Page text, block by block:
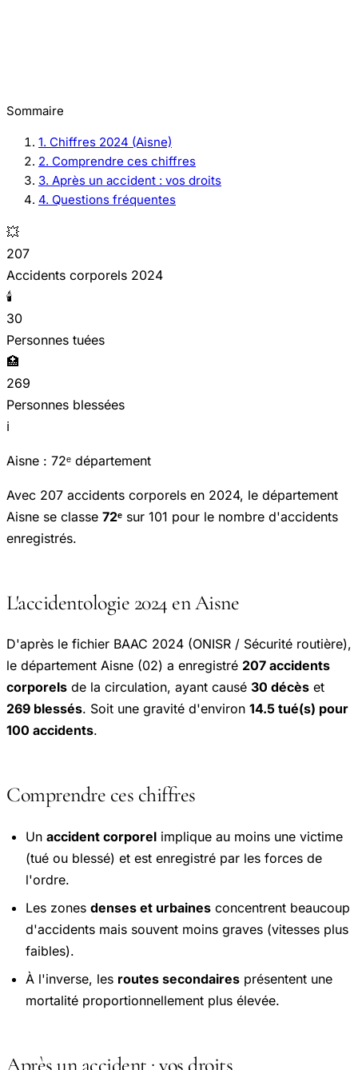
Sommaire
1. Chiffres 2024 (Aisne)
2. Comprendre ces chiffres
3. Après un accident : vos droits
4. Questions fréquentes
💥
207
Accidents corporels 2024
🕯️
30
Personnes tuées
🏥
269
Personnes blessées
ℹ️
Aisne : 72ᵉ département
Avec 207 accidents corporels en 2024, le département
Aisne se classe 72ᵉ sur 101 pour le nombre d'accidents
enregistrés.
L'accidentologie 2024 en Aisne
D'après le fichier BAAC 2024 (ONISR / Sécurité routière),
le département Aisne (02) a enregistré 207 accidents
corporels de la circulation, ayant causé 30 décès et
269 blessés. Soit une gravité d'environ 14.5 tué(s) pour
100 accidents.
Comprendre ces chiffres
Un accident corporel implique au moins une victime
(tué ou blessé) et est enregistré par les forces de
l'ordre.
Les zones denses et urbaines concentrent beaucoup
d'accidents mais souvent moins graves (vitesses plus
faibles).
À l'inverse, les routes secondaires présentent une
mortalité proportionnellement plus élevée.
Après un accident : vos droits